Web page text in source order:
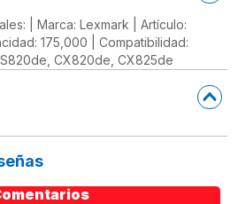
| Marca: Lexmark | Artículo:
175,000 | Compatibilidad:
CX820de, CX825de